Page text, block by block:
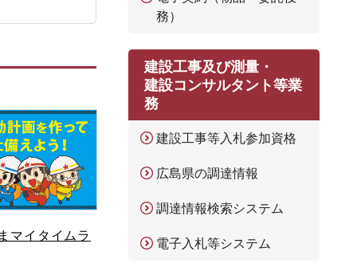
マイタイムラ
務）
建設工事及び測量・
建設コンサルタント等業
務
建設工事等入札参加資格
広島県の調達情報
調達情報検索システム
電子入札等システム